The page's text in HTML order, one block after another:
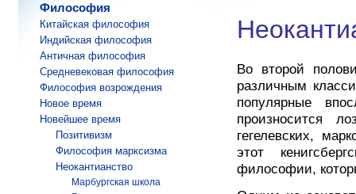
Философия
Китайская философия
Индийская философия
Античная философия
Средневековая философия
Философия возрождения
Новое время
Новейшее время
Позитивизм
Философия марксизма
Неокантианство
Марбургская школа
Во второй
различным
популярные
произносится
гегелевских,
этот
философии,